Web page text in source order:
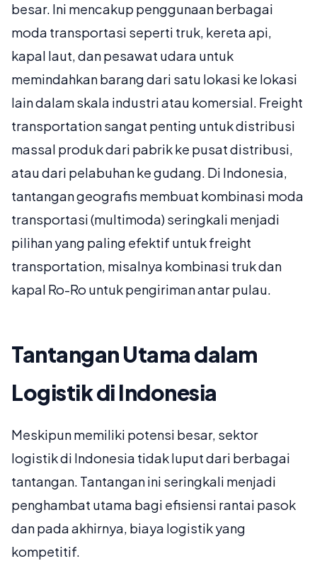
besar. Ini mencakup penggunaan berbagai
moda transportasi seperti truk, kereta api,
kapal laut, dan pesawat udara untuk
memindahkan barang dari satu lokasi ke lokasi
lain dalam skala industri atau komersial. Freight
transportation sangat penting untuk distribusi
massal produk dari pabrik ke pusat distribusi,
atau dari pelabuhan ke gudang. Di Indonesia,
tantangan geografis membuat kombinasi moda
transportasi (multimoda) seringkali menjadi
pilihan yang paling efektif untuk freight
transportation, misalnya kombinasi truk dan
kapal Ro-Ro untuk pengiriman antar pulau.
Tantangan Utama dalam
Logistik di Indonesia
Meskipun memiliki potensi besar, sektor
logistik di Indonesia tidak luput dari berbagai
tantangan. Tantangan ini seringkali menjadi
penghambat utama bagi efisiensi rantai pasok
dan pada akhirnya, biaya logistik yang
kompetitif.